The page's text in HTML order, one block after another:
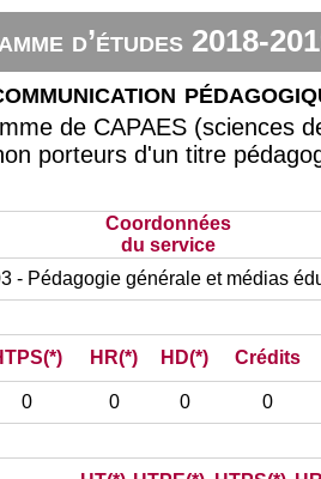
d’études 2018-
de CAPAES (sciences
porteurs d'un titre
Coordonnées
du service
- Pédagogie générale et médias
HR(*) HD(*) Crédits
0 0 0 0